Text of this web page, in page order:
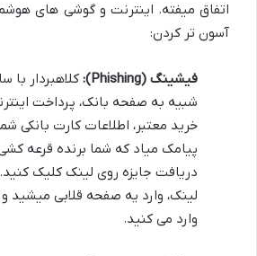
اتفاق میفته. اینترنت و گوشی های
آسون تر کردن:
فیشینگ (Phishing):
کلاهبردار
شبیه به صفحه بانک، پرداخت
خرید معتبر، اطلاعات کارت بانکی
پیامک میاد که شما برنده قرعه
دریافت جایزه روی لینک کلیک
لینک، وارد یه صفحه قلابی میشید و
وارد می کنید.